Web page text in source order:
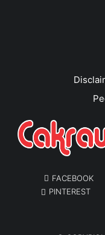
FACEBOOK
PINTEREST